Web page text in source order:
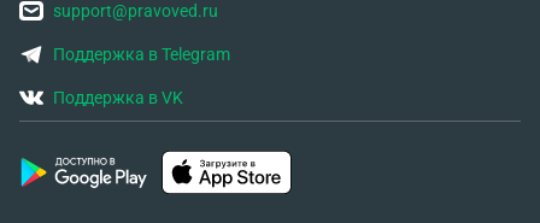
support@pravoved.ru
Поддержка в Telegram
Поддержка в VK